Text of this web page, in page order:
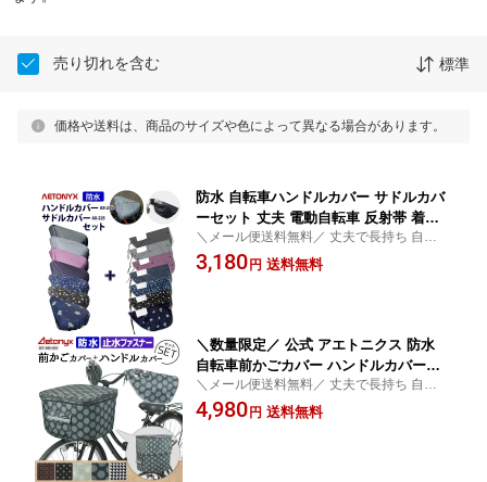
売り切れを含む 標準
価格や送料は、商品のサイズや色によって異なる場合があります。
防水 自転車ハンドルカバー サドルカバ
ーセット 丈夫 電動自転車 反射帯 着脱
ボア SET-225_235 レイングッズ レイン
カバー 雨 夏 冬 オールシーズン 雨の日
＼メール便送料無料／ 丈夫で長持ち 自転車
カゴカバー 防水 とハンドルカバーセット
防水生地で汚れや水の浸透に強い ハンドル
3,180円 送料無料
＼数量限定／ 公式 アエトニクス 防水
自転車前かごカバー ハンドルカバーセ
ット 電動自転車 SET-665-635 柄 反射帯
着脱 ボア 止水ファスナー 前カゴカバー
＼メール便送料無料／ 丈夫で長持ち 自転車
カゴカバーとハンドルカバーセット かわい
い柄の防水生地で防汚・高い防水性 ハンド
4,980円 送料無料